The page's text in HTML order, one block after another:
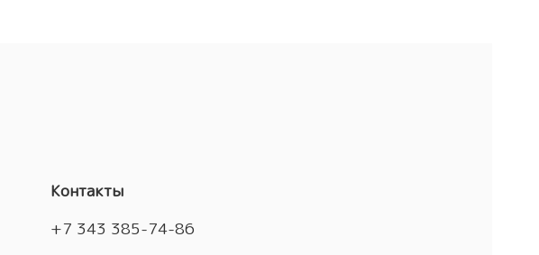
Контакты
+7 343 385-74-86